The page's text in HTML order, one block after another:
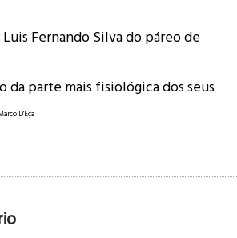
Fernando Silva do páreo de
da parte mais fisiológica dos seus
D'Eça